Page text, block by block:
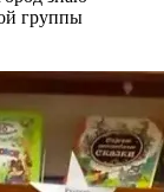
группы